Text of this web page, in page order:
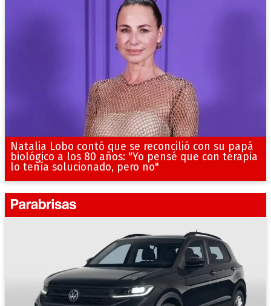
Natalia Lobo contó que se reconcilió con su papá
biológico a los 80 años: "Yo pensé que con terapia
lo tenía solucionado, pero no"